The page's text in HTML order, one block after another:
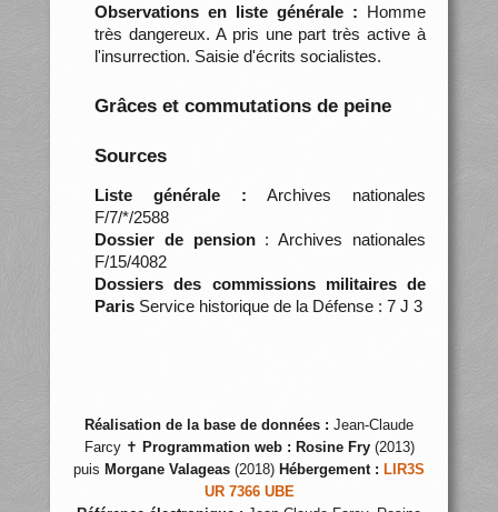
Observations en liste générale : Homme
très dangereux. A pris une part très active à
l'insurrection. Saisie d'écrits socialistes.
Grâces et commutations de peine
Sources
Liste générale : Archives nationales
F/7/*/2588
Dossier de pension: Archives nationales
F/15/4082
Dossiers des commissions militaires de
ParisService historique de la Défense : 7 J 3
Réalisation de la base de données : Jean-Claude
Farcy ✝ Programmation web : Rosine Fry(2013)
puis Morgane Valageas (2018) Hébergement : LIR3S
UR 7366 UBE